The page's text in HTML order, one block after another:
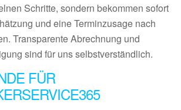
Schritte, sondern bekommen sofort
und eine Terminzusage nach
Transparente Abrechnung und
sind für uns selbstverständlich.
FÜR